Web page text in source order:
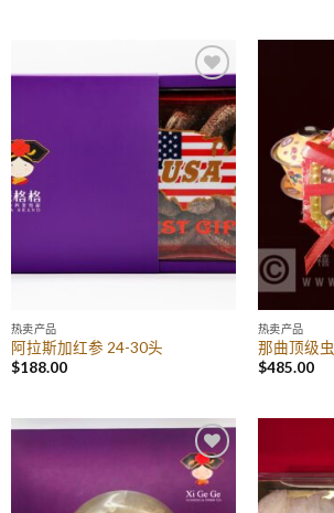
Add to
Wishlist
热卖产品
阿拉斯加红参 24-30头
$188.00
热卖产品
那曲顶级
$485.00
Add to
Wishlist